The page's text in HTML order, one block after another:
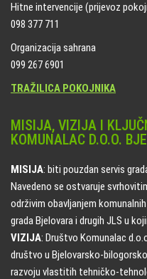
Hitne intervencije (prijevoz
098 377 711
Organizacija sahrana
099 267 6901
TRAŽILICA POKOJNIKA
MISIJA, VIZIJA I
KOMUNALAC D.O.O.
MISIJA: biti pouzdan servis
Navedeno se ostvaruje
održivim obavljanjem
grada Bjelovara i drugih JLS u
VIZIJA: Društvo Komunalac
društvo u Bjelovarsko-
razvoju vlastitih tehničko-